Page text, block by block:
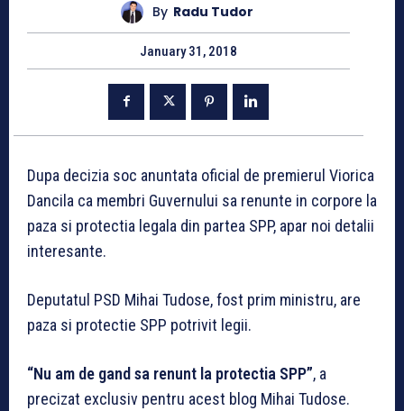
By Radu Tudor
January 31, 2018
Dupa decizia soc anuntata oficial de premierul Viorica
Dancila ca membri Guvernului sa renunte in corpore la
paza si protectia legala din partea SPP, apar noi detalii
interesante.
Deputatul PSD Mihai Tudose, fost prim ministru, are
paza si protectie SPP potrivit legii.
“Nu am de gand sa renunt la protectia SPP”, a
precizat exclusiv pentru acest blog Mihai Tudose.